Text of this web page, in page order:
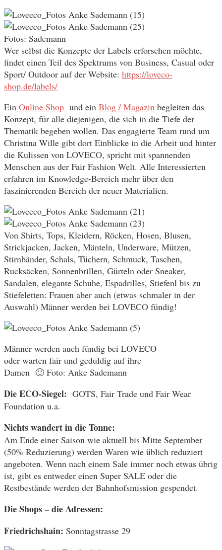
Fotos: Sademann
Wer selbst die Konzepte der Labels erforschen möchte,
findet einen Teil des Spektrums von Business, Casual oder
Sport/ Outdoor auf der Website: https://loveco-
shop.de/labels/
Ein Online Shop und ein Blog / Magazin begleiten das
Konzept, für alle diejenigen, die sich in die Tiefe der
Thematik begeben wollen. Das engagierte Team rund um
Christina Wille gibt dort Einblicke in die Arbeit und hinter
die Kulissen von LOVECO, spricht mit spannenden
Menschen aus der Fair Fashion Welt. Alle Interessierten
erfahren im Knowledge-Bereich mehr über den
faszinierenden Bereich der neuer Materialien.
Von Shirts, Tops, Kleidern, Röcken, Hosen, Blusen,
Strickjacken, Jacken, Mänteln, Underware, Mützen,
Stirnbänder, Schals, Tüchern, Schmuck, Taschen,
Rucksäcken, Sonnenbrillen, Gürteln oder Sneaker,
Sandalen, elegante Schuhe, Espadrilles, Stiefenl bis zu
Stiefeletten: Frauen aber auch (etwas schmaler in der
Auswahl) Männer werden bei LOVECO fündig!
Männer werden auch fündig bei LOVECO
oder warten fair und geduldig auf ihre
Damen 🙂 Foto: Anke Sademann
Die ECO-Siegel: GOTS, Fair Trade und Fair Wear
Foundation u.a.
Nichts wandert in die Tonne:
Am Ende einer Saison wie aktuell bis Mitte September
(50% Reduzierung) werden Waren wie üblich reduziert
angeboten. Wenn nach einem Sale immer noch etwas übrig
ist, gibt es entweder einen Super SALE oder die
Restbestände werden der Bahnhofsmission gespendet.
Die Shops – die Adressen:
Friedrichshain: Sonntagstrasse 29